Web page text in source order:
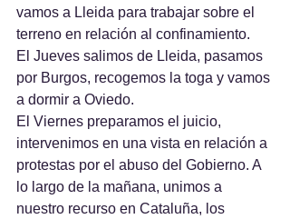
vamos a Lleida para trabajar sobre el
terreno en relación al confinamiento.
El Jueves salimos de Lleida, pasamos
por Burgos, recogemos la toga y vamos
a dormir a Oviedo.
El Viernes preparamos el juicio,
intervenimos en una vista en relación a
protestas por el abuso del Gobierno. A
lo largo de la mañana, unimos a
nuestro recurso en Cataluña, los